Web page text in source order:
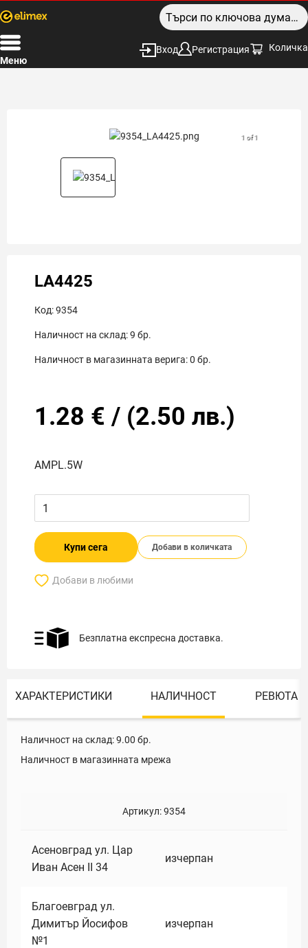
Меню
Вход Регистрация Количка
1 of 1
LA4425
Код:9354
Наличност на склад:9 бр.
Наличност в магазинната верига:0 бр.
1.28 € / (2.50 лв.)
AMPL.5W
Купи сега Добави в количката
Добави в любими
Безплатна експресна доставка.
ХАРАКТЕРИСТИКИ НАЛИЧНОСТ РЕВЮТА
Наличност на склад:9.00 бр.
Наличност в магазинната мрежа
Артикул:9354
Асеновград ул. Цар
Иван Асен II 34
изчерпан
Благоевград ул.
Димитър Йосифов
№1
изчерпан